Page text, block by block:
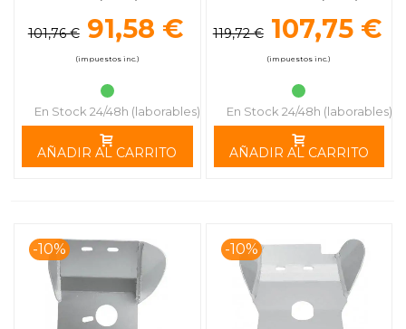
101,76 € 91,58 €
(impuestos inc.)
En Stock 24/48h (laborables)
AÑADIR AL CARRITO
119,72 € 107,75 €
(impuestos inc.)
En Stock 24/48h (laborables)
AÑADIR AL CARRITO
-10% -10%